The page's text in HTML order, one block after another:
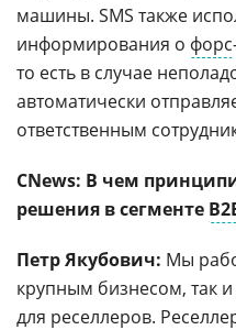
машины. SMS также
информирования о форс
то есть в случае
автоматически
ответственным
CNews: В чем
решения в сегменте
Петр Якубович: Мы
крупным бизнесом, так
для реселлеров.